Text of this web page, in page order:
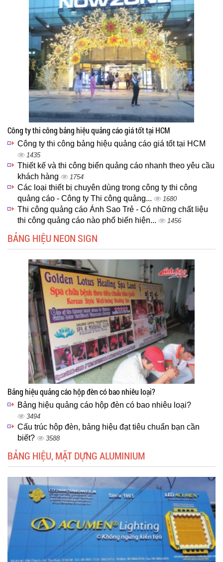
Công ty thi công bảng hiệu quảng cáo giá tốt tại HCM
Công ty thi công bảng hiệu quảng cáo giá tốt tại HCM
1435
Thiết kế và thi công biển quảng cáo nhanh theo yêu cầu
khách hàng
1754
Các loại thiết bị chuyên dùng trong công ty thi công
quảng cáo - Công ty Thi công quảng...
1680
Thi công quảng cáo Ánh Sao Trẻ - Có những chất liệu
thi công quảng cáo nào phổ biến hiện...
1456
BẢNG HIỆU NEON SIGN
Bảng hiệu quảng cáo hộp đèn có bao nhiêu loại?
Bảng hiệu quảng cáo hộp đèn có bao nhiêu loại?
3494
Cấu trúc hộp đèn, bảng hiệu đạt tiêu chuẩn bạn cần
biết?
3588
BẢNG HIỆU, MẶT DỰNG ALUMINIUM